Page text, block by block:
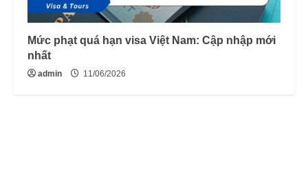
Mức phạt quá hạn visa Việt Nam: Cập nhập mới
nhất
admin 11/06/2026